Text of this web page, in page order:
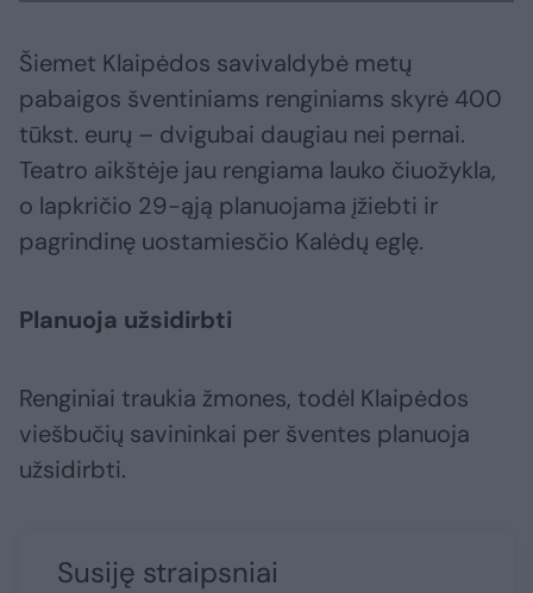
Šiemet Klaipėdos savivaldybė metų
pabaigos šventiniams renginiams skyrė 400
tūkst. eurų – dvigubai daugiau nei pernai.
Teatro aikštėje jau rengiama lauko čiuožykla,
o lapkričio 29-ąją planuojama įžiebti ir
pagrindinę uostamiesčio Kalėdų eglę.
Planuoja užsidirbti
Renginiai traukia žmones, todėl Klaipėdos
viešbučių savininkai per šventes planuoja
užsidirbti.
Susiję straipsniai